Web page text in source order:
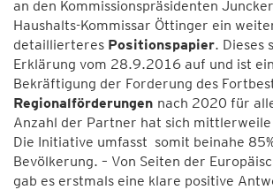
an den Kommissionspräsidenten
Haushalts-Kommissar Öttinger ein
detaillierteres Positionspapier. Dieses
Erklärung vom 28.9.2016 auf und ist
Bekräftigung der Forderung des
Regionalförderungen nach 2020 für
Anzahl der Partner hat sich
Die Initiative umfasst somit beinahe
Bevölkerung. – Von Seiten der
gab es erstmals eine klare positive